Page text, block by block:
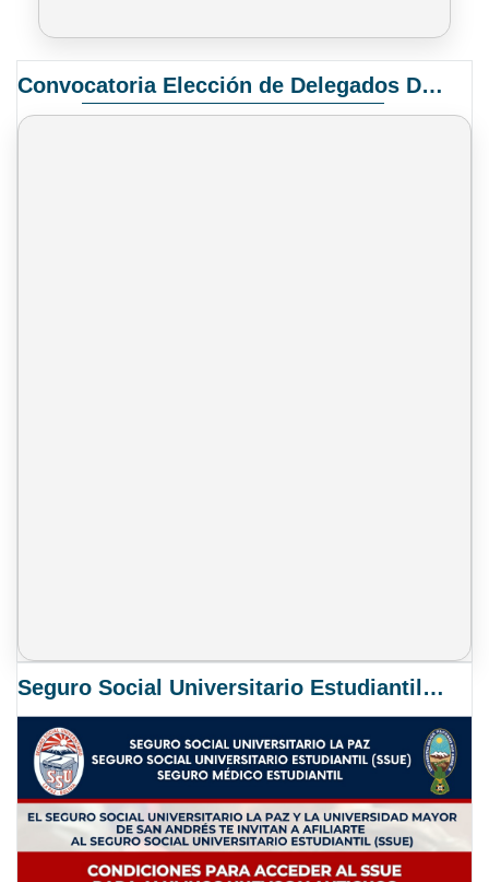
Convocatoria Elección de Delegados Docentes para el XIV Congreso Nacional de Universidades
Seguro Social Universitario Estudiantil SSUE